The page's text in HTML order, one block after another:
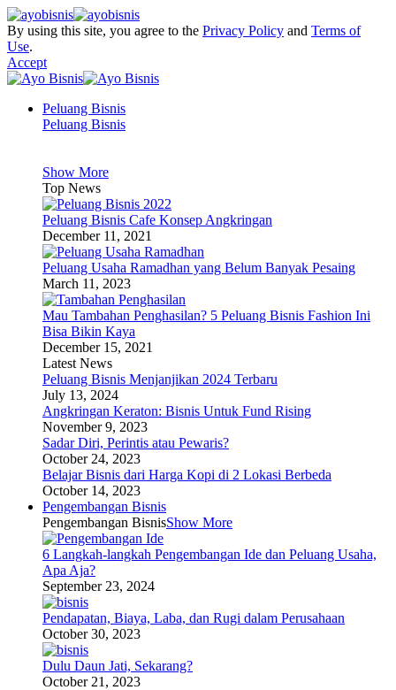
By using this site, you agree to the Privacy Policy and Terms of
Use.
Accept
Peluang Bisnis
Peluang Bisnis
Show More
Top News
Peluang Bisnis Cafe Konsep Angkringan
December 11, 2021
Peluang Usaha Ramadhan yang Belum Banyak Pesaing
March 11, 2023
Mau Tambahan Penghasilan? 5 Peluang Bisnis Fashion Ini
Bisa Bikin Kaya
December 15, 2021
Latest News
Peluang Bisnis Menjanjikan 2024 Terbaru
July 13, 2024
Angkringan Keraton: Bisnis Untuk Fund Rising
November 9, 2023
Sadar Diri, Perintis atau Pewaris?
October 24, 2023
Belajar Bisnis dari Harga Kopi di 2 Lokasi Berbeda
October 14, 2023
Pengembangan Bisnis
Pengembangan BisnisShow More
6 Langkah-langkah Pengembangan Ide dan Peluang Usaha,
Apa Aja?
September 23, 2024
Pendapatan, Biaya, Laba, dan Rugi dalam Perusahaan
October 30, 2023
Dulu Daun Jati, Sekarang?
October 21, 2023